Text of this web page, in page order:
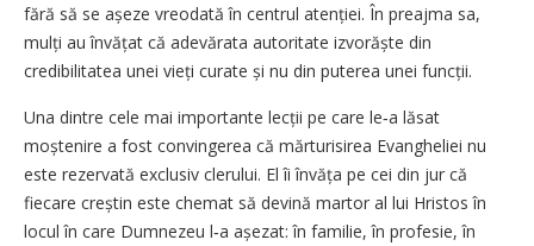
fără să se așeze vreodată în centrul atenției. În preajma sa,
mulți au învățat că adevărata autoritate izvorăște din
credibilitatea unei vieți curate și nu din puterea unei funcții.
Una dintre cele mai importante lecții pe care le‑a lăsat
moștenire a fost convingerea că mărturisirea Evangheliei nu
este rezervată exclusiv clerului. El îi învăța pe cei din jur că
fiecare creștin este chemat să devină martor al lui Hristos în
locul în care Dumnezeu l‑a așezat: în familie, în profesie, în